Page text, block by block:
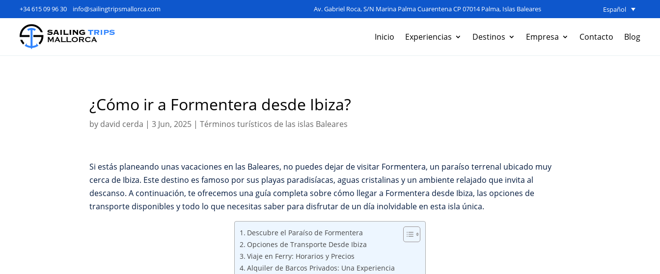
+34 615 09 96 30 info@sailingtripsmallorca.com Av. Gabriel Roca, S/N Marina Palma Cuarentena CP 07014 Palma, Islas Baleares Español
Inicio Experiencias Destinos Empresa Contacto Blog
¿Cómo ir a Formentera desde Ibiza?
by david cerda | 3 Jun, 2025 | Términos turísticos de las islas Baleares
Si estás planeando unas vacaciones en las Baleares, no puedes dejar de visitar Formentera, un paraíso terrenal ubicado muy
cerca de Ibiza. Este destino es famoso por sus playas paradisíacas, aguas cristalinas y un ambiente relajado que invita al
descanso. A continuación, te ofrecemos una guía completa sobre cómo llegar a Formentera desde Ibiza, las opciones de
transporte disponibles y todo lo que necesitas saber para disfrutar de un día inolvidable en esta isla única.
Descubre el Paraíso de Formentera
Opciones de Transporte Desde Ibiza
Viaje en Ferry: Horarios y Precios
Alquiler de Barcos Privados: Una Experiencia